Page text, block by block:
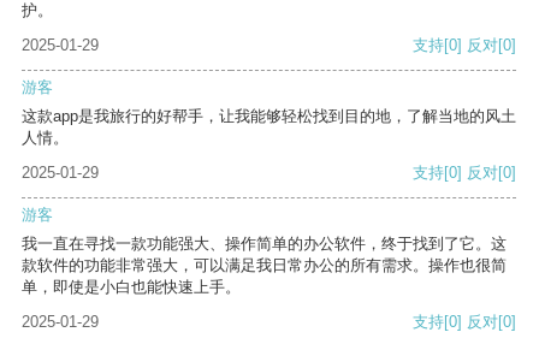
护。
2025-01-29
支持[0] 反对[0]
游客
这款app是我旅行的好帮手，让我能够轻松找到目的地，了解当地的风土
人情。
2025-01-29
支持[0] 反对[0]
游客
我一直在寻找一款功能强大、操作简单的办公软件，终于找到了它。这
款软件的功能非常强大，可以满足我日常办公的所有需求。操作也很简
单，即使是小白也能快速上手。
2025-01-29
支持[0] 反对[0]